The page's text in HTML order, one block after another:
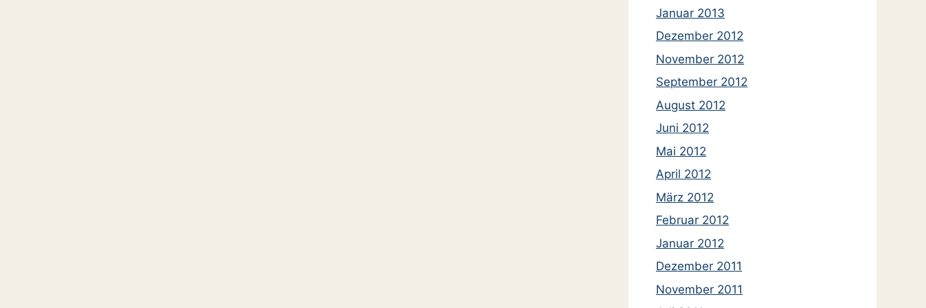
Januar 2013
Dezember 2012
November 2012
September 2012
August 2012
Juni 2012
Mai 2012
April 2012
März 2012
Februar 2012
Januar 2012
Dezember 2011
November 2011